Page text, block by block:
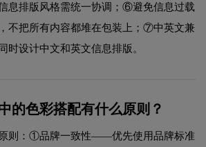
排版风格需统一协调；⑥避免信息过载
把所有内容都堆在包装上；⑦中英文兼
设计中文和英文信息排版。
的色彩搭配有什么原则？
则：①品牌一致性——优先使用品牌标准